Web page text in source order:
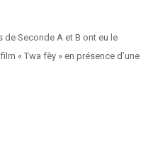
de Seconde A et B ont eu le
« Twa fèy » en présence d’une